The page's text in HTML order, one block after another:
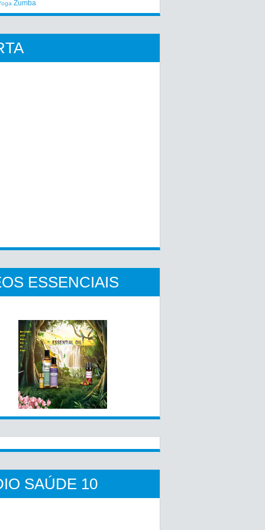
Zumba
ESSENCIAIS
SAÚDE 10